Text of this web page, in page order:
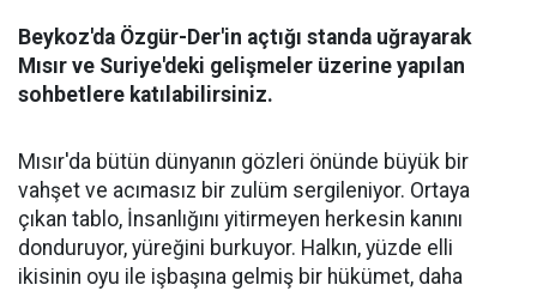
Beykoz'da Özgür-Der'in açtığı standa uğrayarak
Mısır ve Suriye'deki gelişmeler üzerine yapılan
sohbetlere katılabilirsiniz.
Mısır'da bütün dünyanın gözleri önünde büyük bir
vahşet ve acımasız bir zulüm sergileniyor. Ortaya
çıkan tablo, İnsanlığını yitirmeyen herkesin kanını
donduruyor, yüreğini burkuyor. Halkın, yüzde elli
ikisinin oyu ile işbaşına gelmiş bir hükümet, daha